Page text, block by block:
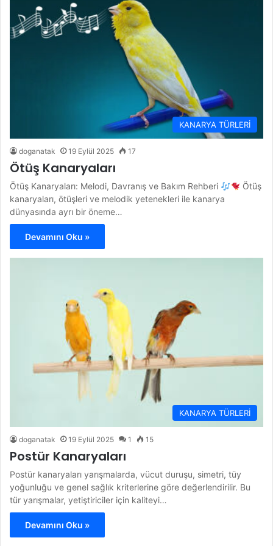
KANARYA TÜRLERİ
doganatak 19 Eylül 2025 17
Ötüş Kanaryaları
Ötüş Kanaryaları: Melodi, Davranış ve Bakım Rehberi
Ötüş
kanaryaları, ötüşleri ve melodik yetenekleri ile kanarya
dünyasında ayrı bir öneme…
Devamını Oku »
KANARYA TÜRLERİ
doganatak 19 Eylül 2025 1 15
Postür Kanaryaları
Postür kanaryaları yarışmalarda, vücut duruşu, simetri, tüy
yoğunluğu ve genel sağlık kriterlerine göre değerlendirilir. Bu
tür yarışmalar, yetiştiriciler için kaliteyi…
Devamını Oku »